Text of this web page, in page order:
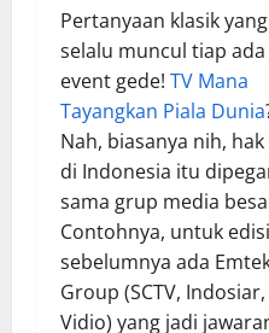
Pertanyaan klasik yang
selalu muncul tiap ada
event gede! TV Mana
Tayangkan Piala Dunia
Nah, biasanya nih,
di Indonesia itu
sama grup media
Contohnya, untuk edisi
sebelumnya ada
Group (SCTV, Indosiar,
Vidio) yang jadi